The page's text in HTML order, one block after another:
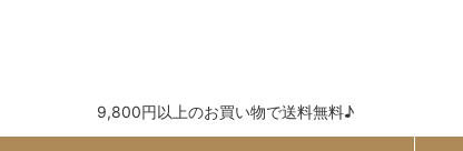
9,800円以上のお買い物で送料無料♪